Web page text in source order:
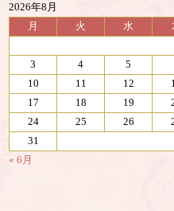
2026年8月
月
火 水
3
4 5
10
11 12
17
18 19
24
25 26
31
« 6月